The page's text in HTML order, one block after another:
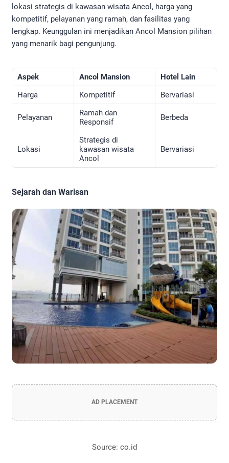
lokasi strategis di kawasan wisata Ancol, harga yang
kompetitif, pelayanan yang ramah, dan fasilitas yang
lengkap. Keunggulan ini menjadikan Ancol Mansion pilihan
yang menarik bagi pengunjung.
Aspek Ancol Mansion
Hotel Lain
Harga
Kompetitif Bervariasi
Pelayanan
Ramah dan
Responsif
Berbeda
Lokasi
Strategis di
kawasan wisata
Ancol
Bervariasi
Sejarah dan Warisan
AD PLACEMENT
Source: co.id